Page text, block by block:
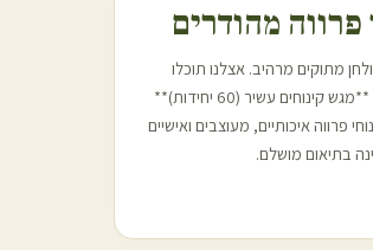
פרווה מהודרים
מתוקים מרהיב. אצלנו תוכלו
לשדרג ולהוסיף להזמנה **מגש קינוחים עשיר (60 יחידות)**
פרווה איכותיים, מעוצבים ואישיים
בתיאום מושלם.